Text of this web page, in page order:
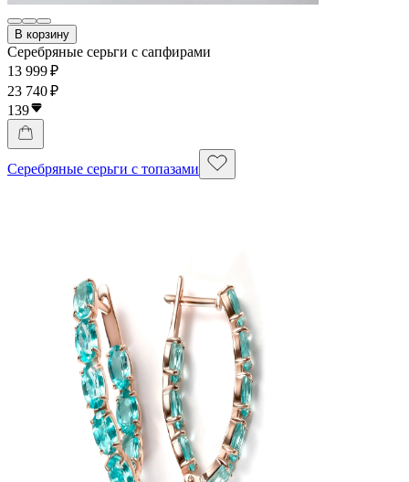
В корзину
Серебряные серьги с сапфирами
13 999 ₽
23 740 ₽
139
Серебряные серьги с топазами